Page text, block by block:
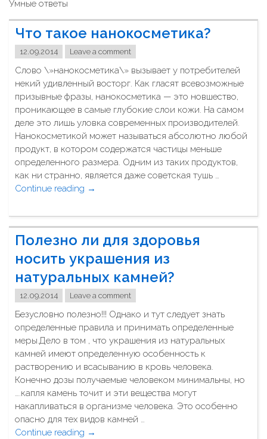
Умные ответы
Что такое нанокосметика?
12.09.2014 Leave a comment
Слово \»нанокосметика\» вызывает у потребителей
некий удивленный восторг. Как гласят всевозможные
призывные фразы, нанокосметика — это новшество,
проникающее в самые глубокие слои кожи. На самом
деле это лишь уловка современных производителей.
Нанокосметикой может называться абсолютно любой
продукт, в котором содержатся частицы меньше
определенного размера. Одним из таких продуктов,
как ни странно, является даже советская тушь …
Continue reading "
т
о
т
а
к
о
е
а
н
о
к
о
с
м
е
т
→
Полезно ли для здоровья
носить украшения из
натуральных камней?
12.09.2014 Leave a comment
Безусловно полезно!!! Однако и тут следует знать
определенные правила и принимать определенные
меры.Дело в том , что украшения из натуральных
камней имеют определенную особенность к
растворению и всасыванию в кровь человека.
Конечно дозы получаемые человеком минимальны, но
….капля камень точит и эти вещества могут
накапливаться в организме человека. Это особенно
опасно для тех видов камней …
Continue reading "→